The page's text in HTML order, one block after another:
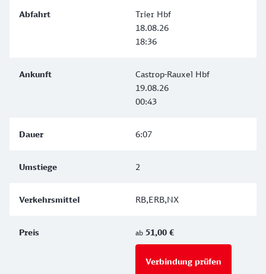
Trier Hbf
18.08.26
18:36
Castrop-Rauxel Hbf
19.08.26
00:43
6:07
2
RB,ERB,NX
ab 51,00 €
Verbindung prüfen